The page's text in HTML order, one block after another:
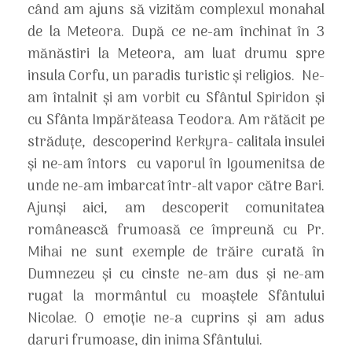
când am ajuns să vizităm complexul monahal
de la Meteora. După ce ne-am închinat în 3
mănăstiri la Meteora, am luat drumu spre
insula Corfu, un paradis turistic și religios. Ne-
am întalnit și am vorbit cu Sfântul Spiridon și
cu Sfânta Impărăteasa Teodora. Am rătăcit pe
străduțe, descoperind Kerkyra- calitala insulei
și ne-am întors cu vaporul în Igoumenitsa de
unde ne-am imbarcat într-alt vapor către Bari.
Ajunși aici, am descoperit comunitatea
românească frumoasă ce împreună cu Pr.
Mihai ne sunt exemple de trăire curată în
Dumnezeu și cu cinste ne-am dus și ne-am
rugat la mormântul cu moaștele Sfântului
Nicolae. O emoție ne-a cuprins și am adus
daruri frumoase, din inima Sfântului.